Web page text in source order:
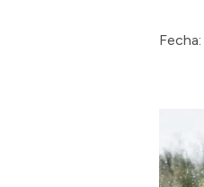
Fecha: